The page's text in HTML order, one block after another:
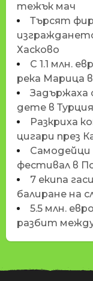
тежък мач
Търсят
Хасково
С 1.1 млн.
река Марица
Задържаха
дете в Турция
Разкриха
цигари през
Самодейци
фестивал в
7 екипа
балиране на
5.5 млн.
разбит